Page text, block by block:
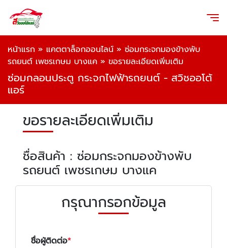
หน้าแรก » แคตตาล็อกออนไลน์ » ซ่อมกระจกมองข้างพับ
รถยนต์ เพชรเกษม บางแค » ขอรายละเอียดเพิ่มเติม
ซ่อมกลอนประตู กระจกไฟฟ้ารถยนต์ - สวิชออโต้
แอร์
ขอรายละเอียดเพิ่มเติม
ชื่อสินค้า : ซ่อมกระจกมองข้างพับ
รถยนต์ เพชรเกษม บางแค
กรุณากรอกข้อมูล
ชื่อผู้ติดต่อ